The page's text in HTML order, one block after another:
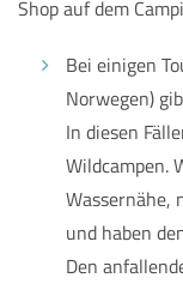
Shop auf dem
Bei einigen
Norwegen)
In diesen
Wildcampen.
Wassernähe,
und haben
Den